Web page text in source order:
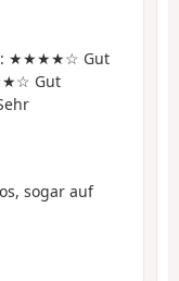
: ★★★★☆ Gut
Gut
sogar auf